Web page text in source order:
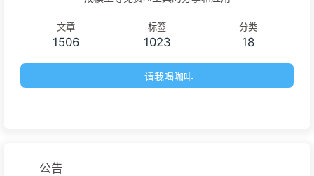
文章
1506
标签
1023
分类
18
请我喝咖啡
公告